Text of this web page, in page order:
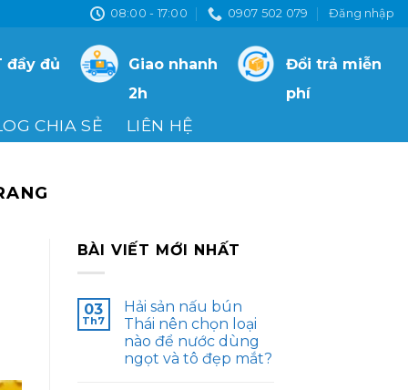
08:00 - 17:00 0907 502 079 Đăng nhập
đầy đủ
Giao nhanh
2h
Đổi trả miễn
phí
CHIA SẺ LIÊN HỆ
BÀI VIẾT MỚI NHẤT
03
Th7
Hải sản nấu bún
Thái nên chọn loại
nào để nước dùng
ngọt và tô đẹp mắt?